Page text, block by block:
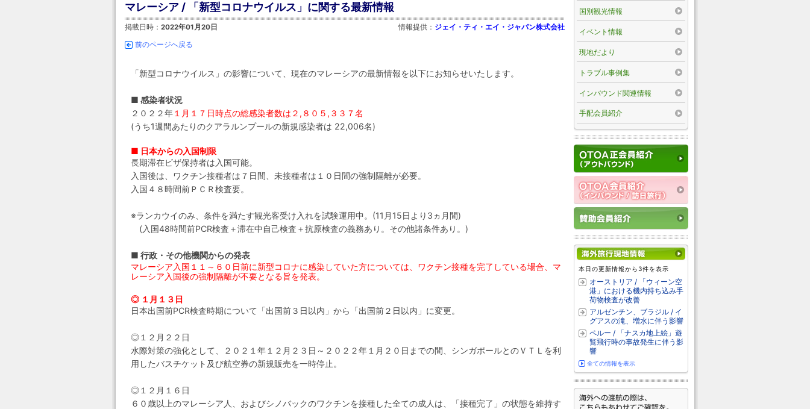
マレーシア / 「新型コロナウイルス」に関する最新情報
掲載日時： 2022年01月20日 情報提供： ジェイ・ティ・エイ・ジャパン株式会社
前のページへ戻る
「新型コロナウイルス」の影響について、現在のマレーシアの最新情報を以下にお知らせいたします。
■ 感染者状況
２０２２年１月１７日時点の総感染者数は２,８０５,３３７名
(うち1週間あたりのクアラルンプールの新規感染者は 22,006名)
■ 日本からの入国制限
長期滞在ビザ保持者は入国可能。
入国後は、ワクチン接種者は７日間、未接種者は１０日間の強制隔離が必要。
入国４８時間前ＰＣＲ検査要。
※ランカウイのみ、条件を満たす観光客受け入れを試験運用中。(11月15日より3ヵ月間)
(入国48時間前PCR検査＋滞在中自己検査＋抗原検査の義務あり。その他諸条件あり。)
■ 行政・その他機関からの発表
マレーシア入国１１～６０日前に新型コロナに感染していた方については、ワクチン接種を完了している場合、マ
レーシア入国後の強制隔離が不要となる旨を発表。
◎ １月１３日
日本出国前PCR検査時期について「出国前３日以内」から「出国前２日以内」に変更。
◎１２月２２日
水際対策の強化として、２０２１年１２月２３日～２０２２年１月２０日までの間、シンガポールとのＶＴＬを利
用したバスチケット及び航空券の新規販売を一時停止。
◎１２月１６日
６０歳以上のマレーシア人、およびシノバックのワクチンを接種した全ての成人は、「接種完了」の状態を維持す
国別観光情報
イベント情報
現地だより
トラブル事例集
インバウンド関連情報
手配会員紹介
本日の更新情報から3件を表示
オーストリア / 「ウィーン空
港」における機内持ち込み手
荷物検査が改善
アルゼンチン、ブラジル / イ
グアスの滝、増水に伴う影響
ペルー / 「ナスカ地上絵」遊
覧飛行時の事故発生に伴う影
響
全ての情報を表示